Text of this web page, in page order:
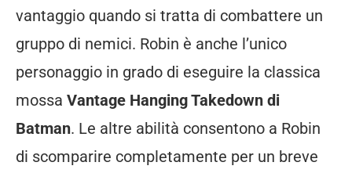
vantaggio quando si tratta di combattere un
gruppo di nemici. Robin è anche l’unico
personaggio in grado di eseguire la classica
mossa Vantage Hanging Takedown di
Batman. Le altre abilità consentono a Robin
di scomparire completamente per un breve